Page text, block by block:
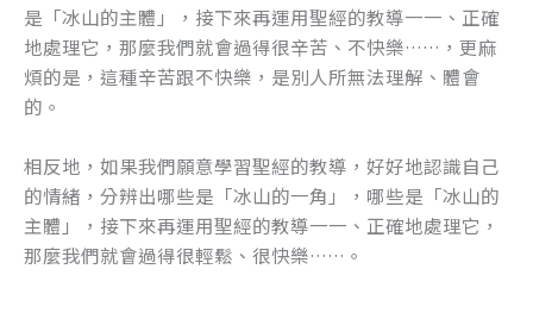
是「冰山的主體」，接下來再運用聖經的教導一一、正確
地處理它，那麼我們就會過得很辛苦、不快樂……，更麻
煩的是，這種辛苦跟不快樂，是別人所無法理解、體會
的。
相反地，如果我們願意學習聖經的教導，好好地認識自己
的情緒，分辨出哪些是「冰山的一角」，哪些是「冰山的
主體」，接下來再運用聖經的教導一一、正確地處理它，
那麼我們就會過得很輕鬆、很快樂……。